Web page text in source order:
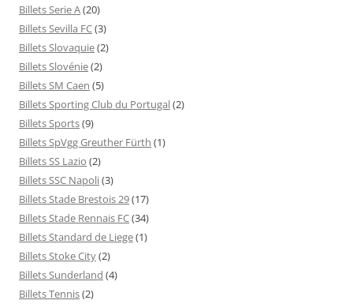
Billets Serie A(20)
Billets Sevilla FC(3)
Billets Slovaquie(2)
Billets Slovénie(2)
Billets SM Caen (5)
Billets Sporting Club du Portugal(2)
Billets Sports(9)
Billets SpVgg Greuther Fürth (1)
Billets SS Lazio (2)
Billets SSC Napoli(3)
Billets Stade Brestois 29(17)
Billets Stade Rennais FC(34)
Billets Standard de Liege(1)
Billets Stoke City(2)
Billets Sunderland (4)
Billets Tennis(2)